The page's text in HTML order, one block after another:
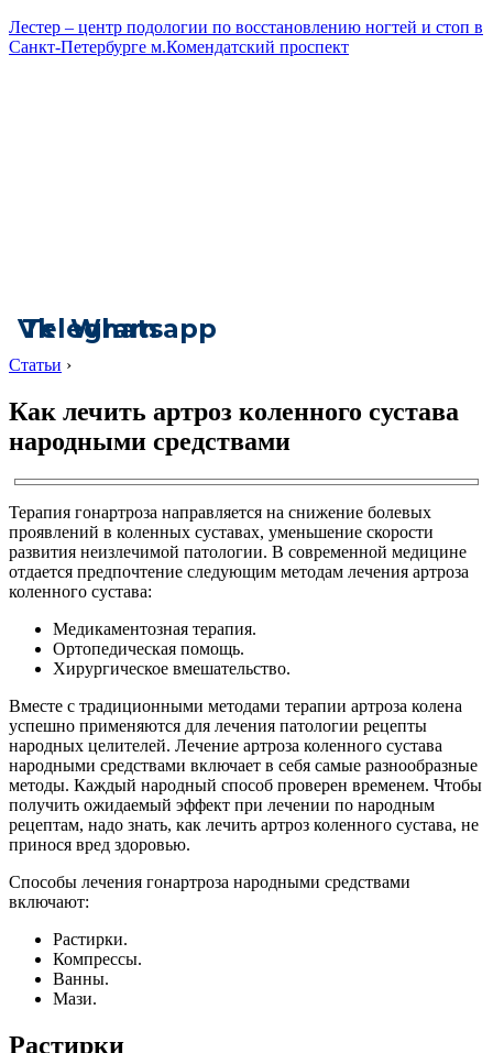
Лестер – центр подологии по восстановлению ногтей и стоп в
Санкт-Петербурге м.Комендатский проспект
Vk
Telegram
Whatsapp
Статьи ›
Как лечить артроз коленного сустава
народными средствами
Терапия гонартроза направляется на снижение болевых
проявлений в коленных суставах, уменьшение скорости
развития неизлечимой патологии. В современной медицине
отдается предпочтение следующим методам лечения артроза
коленного сустава:
Медикаментозная терапия.
Ортопедическая помощь.
Хирургическое вмешательство.
Вместе с традиционными методами терапии артроза колена
успешно применяются для лечения патологии рецепты
народных целителей. Лечение артроза коленного сустава
народными средствами включает в себя самые разнообразные
методы. Каждый народный способ проверен временем. Чтобы
получить ожидаемый эффект при лечении по народным
рецептам, надо знать, как лечить артроз коленного сустава, не
принося вред здоровью.
Способы лечения гонартроза народными средствами
включают:
Растирки.
Компрессы.
Ванны.
Мази.
Растирки